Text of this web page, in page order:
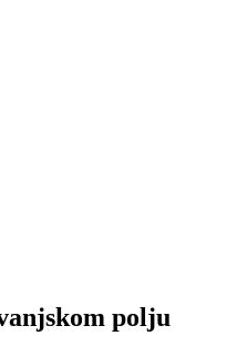
polju